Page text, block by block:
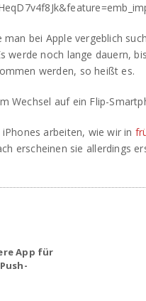
bei Apple vergeblich
werde noch lange dauern,
werden, so heißt es.
Wechsel auf ein Flip-
arbeiten, wie wir in
erscheinen sie allerdings
App für